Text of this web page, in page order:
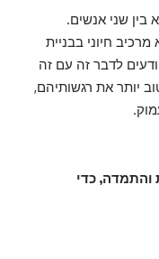
שני אנשים.
חיוני בבניית
לדבר זה עם זה
יותר את רגשותיהם,
והתמדה, כדי